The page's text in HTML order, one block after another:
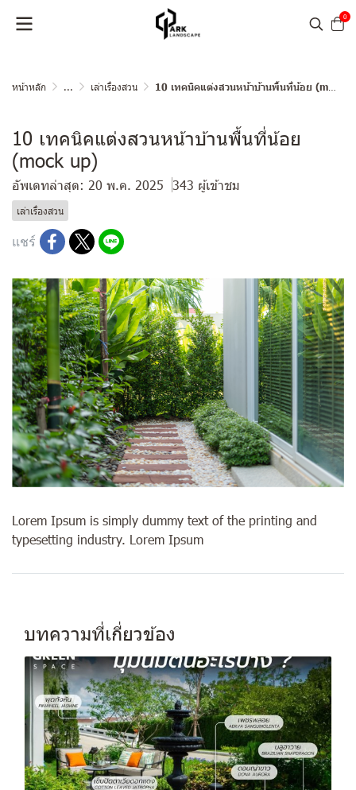
0
หน้าหลัก ... เล่าเรื่องสวน 10 เทคนิคแต่งสวนหน้าบ้านพื้นที่น้อย (mock up)
10 เทคนิคแต่งสวนหน้าบ้านพื้นที่น้อย
(mock up)
อัพเดทล่าสุด: 20 พ.ค. 2025 343 ผู้เข้าชม
เล่าเรื่องสวน
แชร์
Lorem Ipsum is simply dummy text of the printing and
typesetting industry. Lorem Ipsum
บทความที่เกี่ยวข้อง